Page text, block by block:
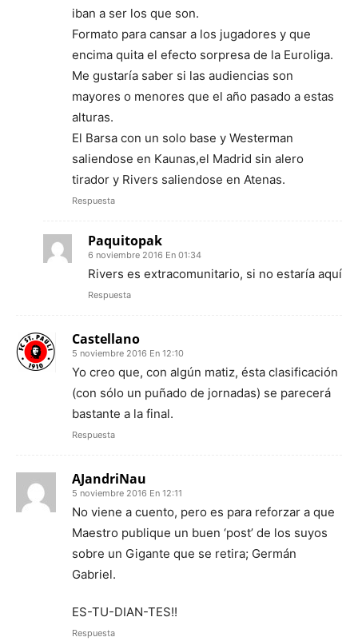
iban a ser los que son.
Formato para cansar a los jugadores y que
encima quita el efecto sorpresa de la Euroliga.
Me gustaría saber si las audiencias son
mayores o menores que el año pasado a estas
alturas.
El Barsa con un solo base y Westerman
saliendose en Kaunas,el Madrid sin alero
tirador y Rivers saliendose en Atenas.
Respuesta
Paquitopak
6 noviembre 2016 En 01:34
Rivers es extracomunitario, si no estaría aquí
Respuesta
Castellano
5 noviembre 2016 En 12:10
Yo creo que, con algún matiz, ésta clasificación
(con sólo un puñado de jornadas) se parecerá
bastante a la final.
Respuesta
AJandriNau
5 noviembre 2016 En 12:11
No viene a cuento, pero es para reforzar a que
Maestro publique un buen ‘post’ de los suyos
sobre un Gigante que se retira; Germán
Gabriel.
ES-TU-DIAN-TES!!
Respuesta